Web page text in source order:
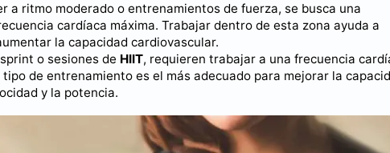
a ritmo moderado o entrenamientos de fuerza, se busca una
cardíaca máxima. Trabajar dentro de esta zona ayuda a
la capacidad cardiovascular.
o sesiones de HIIT, requieren trabajar a una frecuencia
de entrenamiento es el más adecuado para mejorar la
y la potencia.